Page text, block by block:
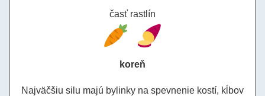
časť rastlín
koreň
Najväčšiu silu majú bylinky na spevnenie kostí, kĺbov